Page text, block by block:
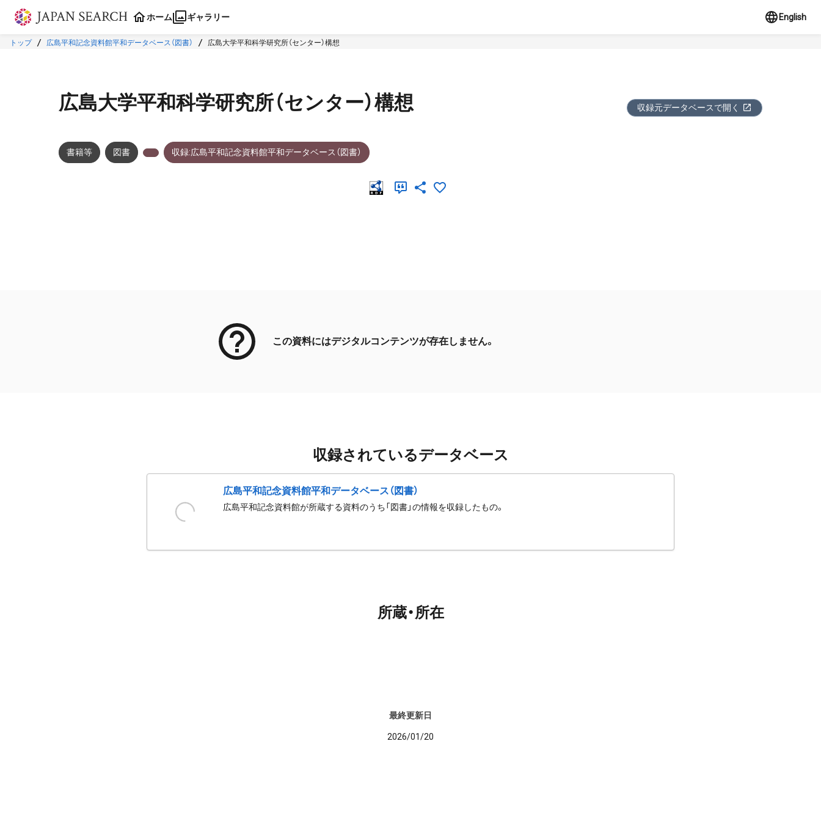
本文に飛ぶ
ホーム ギャラリー English
トップ 広島平和記念資料館平和データベース（図書） 広島大学平和科学研究所（センター）構想
広島大学平和科学研究所（センター）構想 収録元データベースで開く
書籍等 図書 収録:広島平和記念資料館平和データベース（図書）
この資料にはデジタルコンテンツが存在しません。
収録されているデータベース
広島平和記念資料館平和データベース（図書）
広島平和記念資料館が所蔵する資料のうち「図書」の情報を収録したもの。
所蔵・所在
最終更新日
2026/01/20